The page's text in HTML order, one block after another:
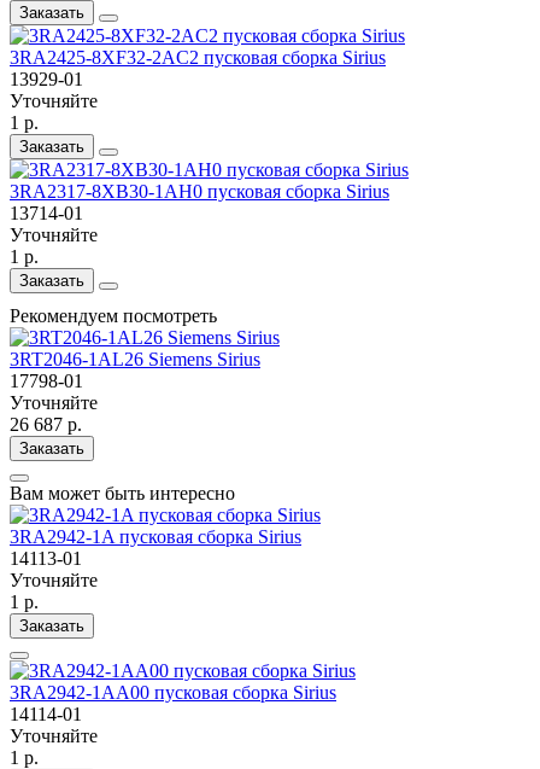
Заказать
3RA2425-8XF32-2AC2 пусковая сборка Sirius
13929-01
Уточняйте
1 р.
Заказать
3RA2317-8XB30-1AH0 пусковая сборка Sirius
13714-01
Уточняйте
1 р.
Заказать
Рекомендуем посмотреть
3RT2046-1AL26 Siemens Sirius
17798-01
Уточняйте
26 687 р.
Заказать
Вам может быть интересно
3RA2942-1A пусковая сборка Sirius
14113-01
Уточняйте
1 р.
Заказать
3RA2942-1AA00 пусковая сборка Sirius
14114-01
Уточняйте
1 р.